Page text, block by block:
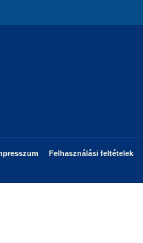
Felhasználási feltételek